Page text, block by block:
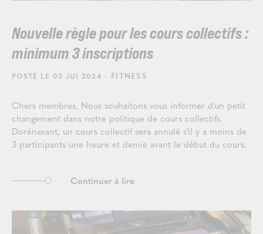
Nouvelle règle pour les cours collectifs :
minimum 3 inscriptions
POSTÉ LE 03 JUI 2024 - FITNESS
Chers membres, Nous souhaitons vous informer d'un petit
changement dans notre politique de cours collectifs.
Dorénavant, un cours collectif sera annulé s'il y a moins de
3 participants une heure et demie avant le début du cours.
Continuer à lire